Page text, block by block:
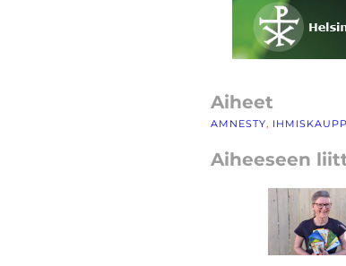
Aiheet
AMNESTY
Aiheeseen